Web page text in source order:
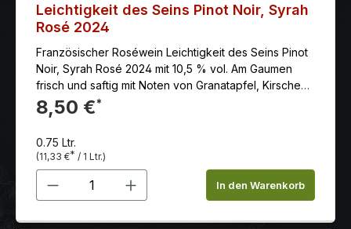
Leichtigkeit des Seins Pinot Noir, Syrah
Rosé 2024
Französischer Roséwein Leichtigkeit des Seins Pinot
Noir, Syrah Rosé 2024 mit 10,5 % vol. Am Gaumen
frisch und saftig mit Noten von Granatapfel, Kirsche
und einem Hauch von Rhabarberkompott.
8,50 €*
0.75 Ltr.
(11,33 €* / 1 Ltr.)
Produkt Anzahl: Gib denIn den Warenkorb